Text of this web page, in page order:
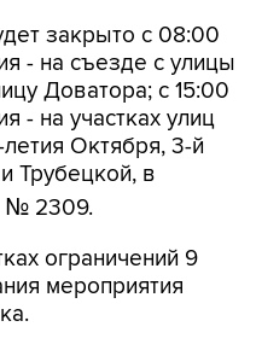
закрыто с 08:00
- на съезде с улицы
Доватора; с 15:00
- на участках улиц
Октября, 3-й
Трубецкой, в
№ 2309.
ограничений 9
мероприятия